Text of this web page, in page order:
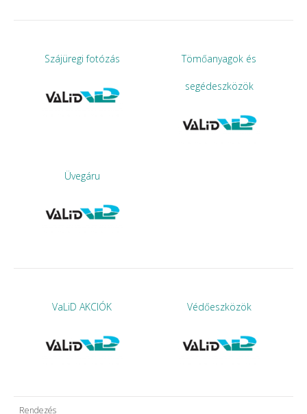
Szájüregi fotózás Tömőanyagok és
segédeszközök
Üvegáru
VaLiD AKCIÓK Védőeszközök
Rendezés